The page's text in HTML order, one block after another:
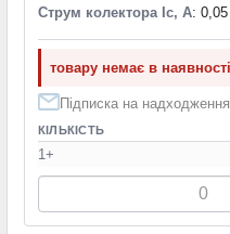
Струм колектора Ic, А:
товару немає в наявності
Підписка на надходження
КІЛЬКІСТЬ
1+